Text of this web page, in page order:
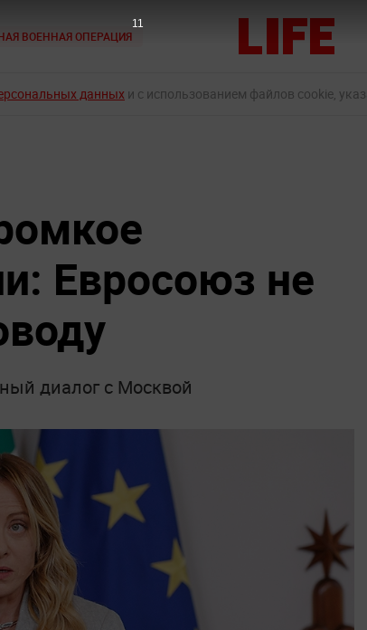
ВОЕННАЯ ОПЕРАЦИЯ
данных и с использованием файлов cookie,
Евросоюз не
диалог с Москвой
9